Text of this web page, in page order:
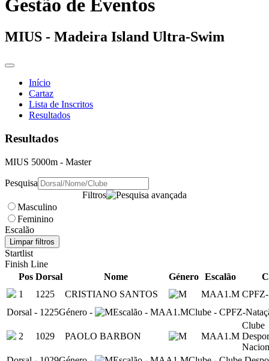
Gestão de Eventos
MIUS - Madeira Island Ultra-Swim
Início
Cartaz
Lista de Inscritos
Resultados
Resultados
MIUS 5000m - Master
Pesquisa
Filtros
Masculino
Feminino
Escalão
Limpar filtros
Startlist
Finish Line
Pos Dorsal Nome Género Escalão
1
1225 CRISTIANO SANTOS MAA1.M
Dorsal - 1225Género - Escalão - MAA1.MClube - CPFZ-
2 1029 PAOLO BARBON MAA1.M
Clube